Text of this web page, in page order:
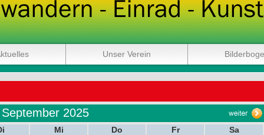
Unser Verein
September 2025
Mi Do Fr
Sa